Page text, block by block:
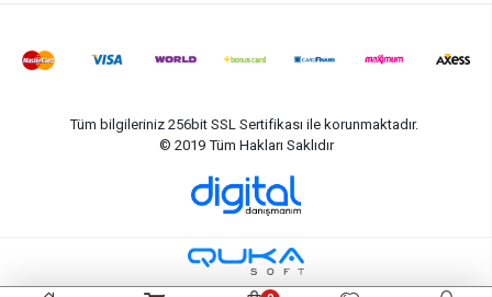
Tüm bilgileriniz 256bit SSL Sertifikası ile korunmaktadır.
© 2019 Tüm Hakları Saklıdır